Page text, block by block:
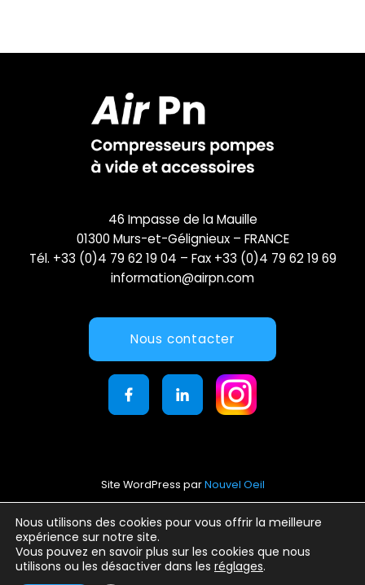
Nous utilisons des cookies pour vous offrir la meilleure
expérience sur notre site.
Vous pouvez en savoir plus sur les cookies que nous
utilisons ou les désactiver dans les réglages.
46 Impasse de la Mauille
01300 Murs-et-Gélignieux – FRANCE
Tél. +33 (0)4 79 62 19 04 – Fax +33 (0)4 79 62 19 69
information@airpn.com
Nous contacter
Site WordPress parNouvel Oeil
Mentions légales
Conditions générales d’utilisation
Politique de confidentialité